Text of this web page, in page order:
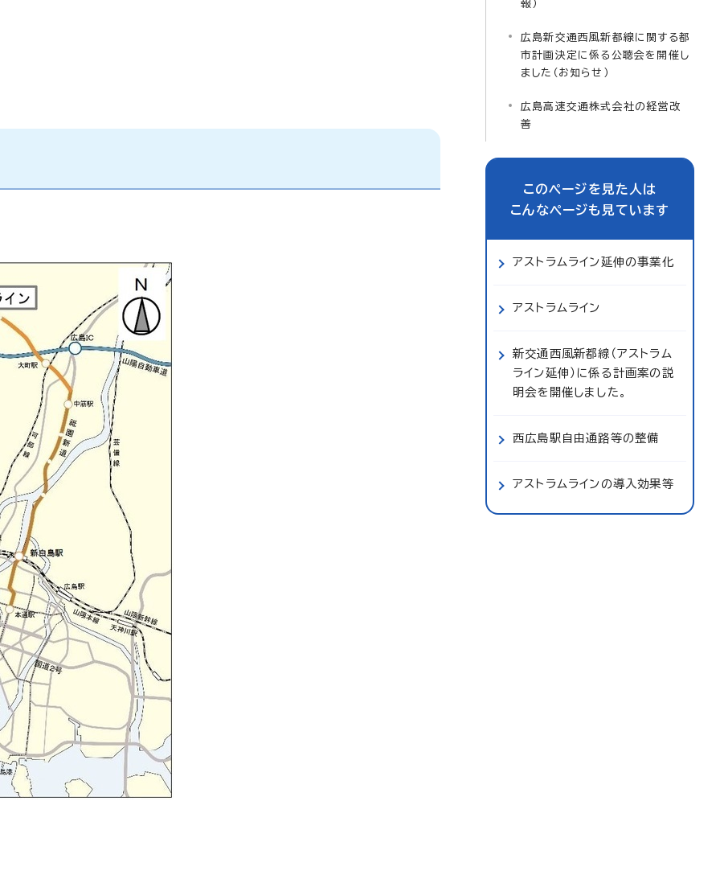
報）
広島新交通西風新都線に関する都
市計画決定に係る公聴会を開催し
ました（お知らせ）
広島高速交通株式会社の経営改
善
このページを見た人は
こんなページも見ています
アストラムライン延伸の事業化
アストラムライン
新交通西風新都線（アストラム
ライン延伸）に係る計画案の説
明会を開催しました。
西広島駅自由通路等の整備
アストラムラインの導入効果等